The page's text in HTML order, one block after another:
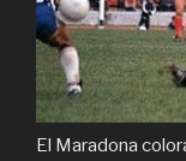
El Maradona